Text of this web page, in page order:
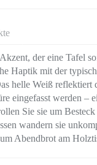
der eine Tafel
Haptik mit der
helle Weiß
eingefasst werden –
Sie sie um
wandern sie
Abendbrot am